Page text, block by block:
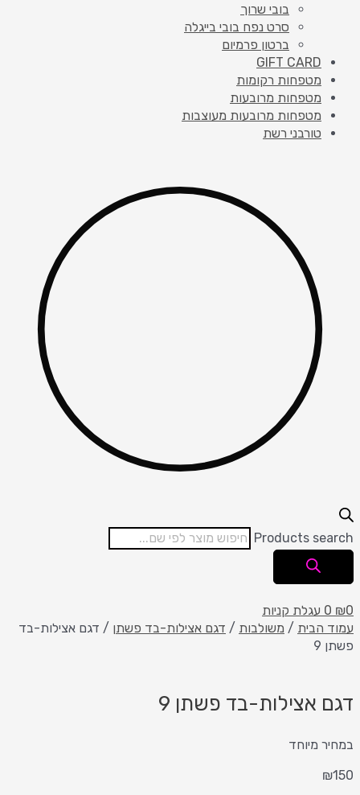
בובי שרוך
סרט נפח בובי בייגלה
ברטון פרמיום
GIFT CARD
מטפחות רקומות
מטפחות מרובעות
מטפחות מרובעות מעוצבות
טורבני רשת
Products search
₪0
0 עגלת קניות
עמוד הבית / משולבות / דגם אצילות-בד פשתן / דגם אצילות-בד
פשתן 9
דגם אצילות-בד פשתן 9
במחיר מיוחד
₪150